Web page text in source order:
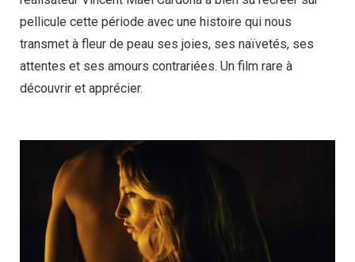
pellicule cette période avec une histoire qui nous
transmet à fleur de peau ses joies, ses naïvetés, ses
attentes et ses amours contrariées. Un film rare à
découvrir et apprécier.